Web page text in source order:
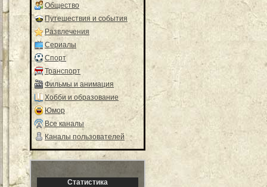
Общество
Путешествия и события
Развлечения
Сериалы
Спорт
Транспорт
Фильмы и анимация
Хобби и образование
Юмор
Все каналы
Каналы пользователей
Статистика